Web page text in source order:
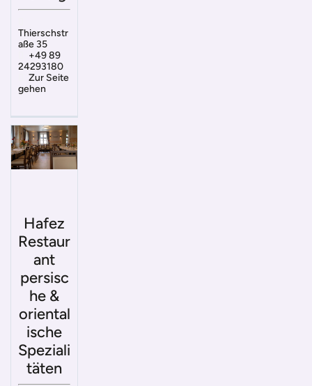
Thierschstr
aße 35
+49 89
24293180
Zur Seite
gehen
Hafez
Restaur
ant
persisc
he &
oriental
ische
Speziali
täten